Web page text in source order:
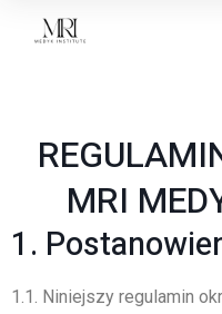
MRI
1.
1.1. Niniejszy regulamin